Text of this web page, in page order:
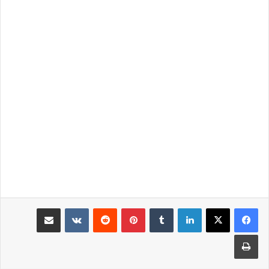
لينكدإن بينتيريست
مشاركة عبر البريد
طباعة